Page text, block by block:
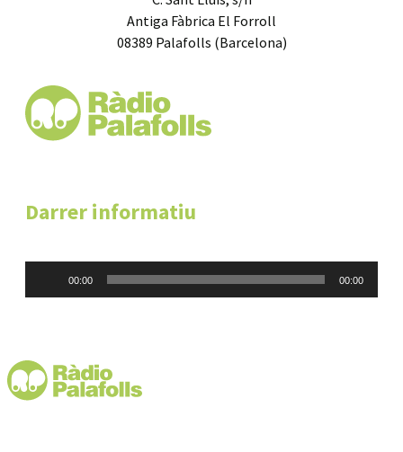
Antiga Fàbrica El Forroll
08389 Palafolls (Barcelona)
Darrer informatiu
00:00 00:00